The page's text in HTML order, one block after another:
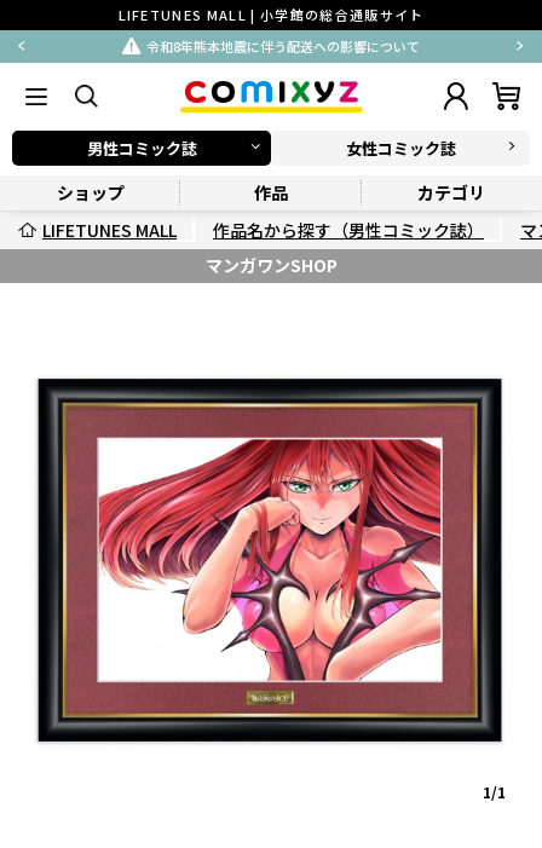
LIFETUNES MALL | 小学館の総合通販サイト
令和8年熊本地震に伴う配送への影響について
男性コミック誌 女性コミック誌
ショップ 作品
カテゴリ
LIFETUNES MALL
作品名から探す（男性コミック誌）
マンガワンSHOP
1/1